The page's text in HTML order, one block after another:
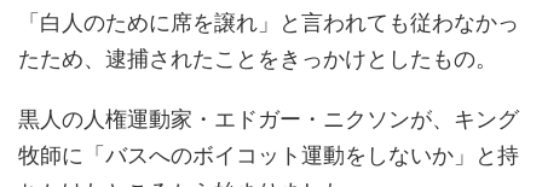
「白人のために席を譲れ」と言われても従わなかっ
たため、逮捕されたことをきっかけとしたもの。
黒人の人権運動家・エドガー・ニクソンが、キング
牧師に「バスへのボイコット運動をしないか」と持